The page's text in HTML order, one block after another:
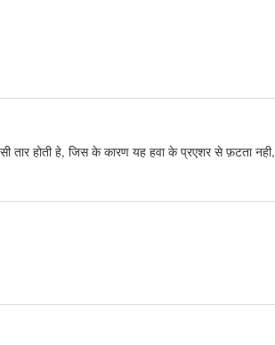
तार होती हे, जिस के कारण यह हवा के प्रएशर से फ़टता नही,